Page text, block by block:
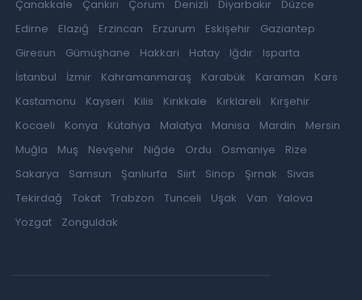
Çanakkale
Çankırı Çorum Denizli Diyarbakır
Düzce
Edirne
Elazığ Erzincan Erzurum Eskişehir
Gaziantep
Giresun
Gümüşhane Hakkari Hatay Iğdır
Isparta
İstanbul
İzmir Kahramanmaraş Karabük Karaman
Kars
Kastamonu
Kayseri Kilis Kırıkkale Kırklareli
Kırşehir
Kocaeli
Konya Kütahya Malatya Manisa Mardin
Mersin
Muğla
Muş Nevşehir Niğde Ordu Osmaniye
Rize
Sakarya
Samsun Şanlıurfa Siirt Sinop Şırnak
Sivas
Tekirdağ
Tokat Trabzon Tunceli Uşak Van
Yalova
Yozgat
Zonguldak